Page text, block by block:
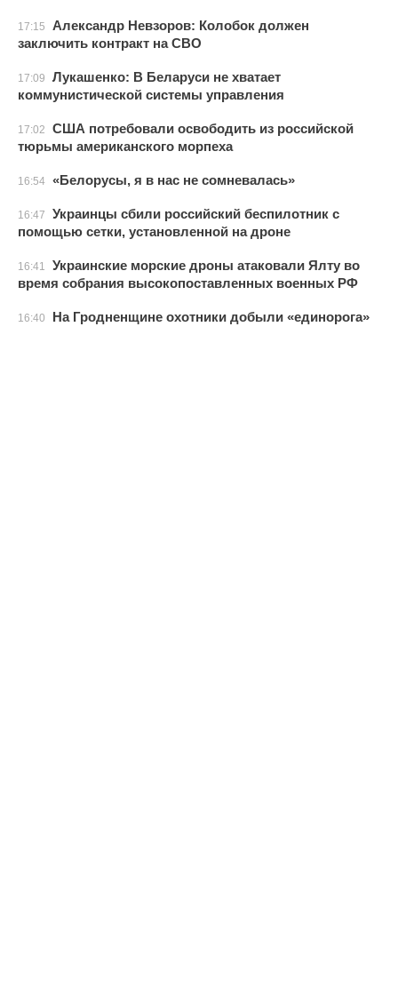
17:15
Александр Невзоров: Колобок должен
заключить контракт на СВО
17:09
Лукашенко: В Беларуси не хватает
коммунистической системы управления
17:02
США потребовали освободить из российской
тюрьмы американского морпеха
16:54 «Белорусы, я в нас не сомневалась»
16:47
Украинцы сбили российский беспилотник с
помощью сетки, установленной на дроне
16:41
Украинские морские дроны атаковали Ялту во
время собрания высокопоставленных военных РФ
16:40 На Гродненщине охотники добыли «единорога»